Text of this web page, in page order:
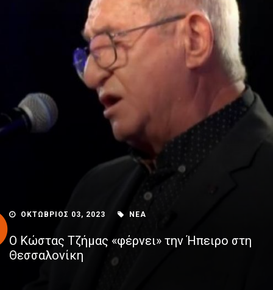
ΟΚΤΩΒΡΙΟΣ 03, 2023 ΝΕΑ
Ο Κώστας Τζήμας «φέρνει» την Ήπειρο στη
Θεσσαλονίκη